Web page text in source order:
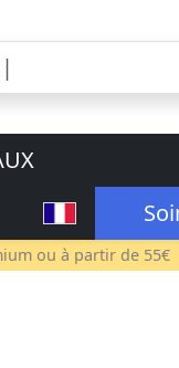
ou à partir de 55€